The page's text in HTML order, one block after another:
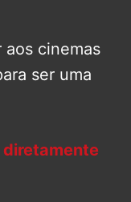
aos cinemas
ser uma